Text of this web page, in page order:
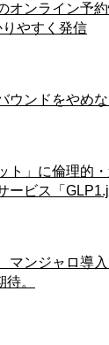
ンライン予
やすく発信
ンドをやめ
」に倫理的・
ービス「
ンジャロ導
。